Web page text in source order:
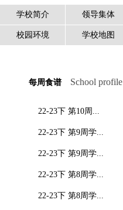
学校简介 领导集体
校园环境 学校地图
每周食谱 School profile
22-23下 第10周...
22-23下 第9周学...
22-23下 第9周学...
22-23下 第8周学...
22-23下 第8周学...